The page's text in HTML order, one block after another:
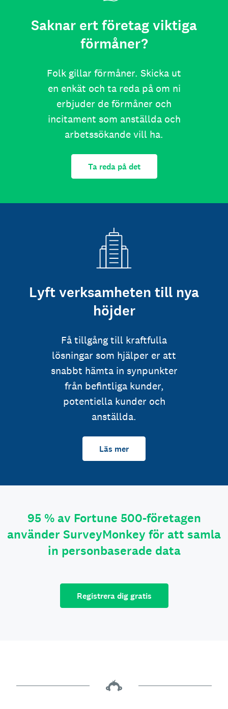
Saknar ert företag viktiga
förmåner?
Folk gillar förmåner. Skicka ut
en enkät och ta reda på om ni
erbjuder de förmåner och
incitament som anställda och
arbetssökande vill ha.
Ta reda på det
Lyft verksamheten till nya
höjder
Få tillgång till kraftfulla
lösningar som hjälper er att
snabbt hämta in synpunkter
från befintliga kunder,
potentiella kunder och
anställda.
Läs mer
95 % av Fortune 500-företagen
använder SurveyMonkey för att samla
in personbaserade data
Registrera dig gratis